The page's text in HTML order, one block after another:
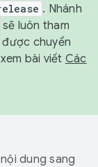
. Nhánh
sẽ luôn tham
chuyển
bài viết Các
dung sang